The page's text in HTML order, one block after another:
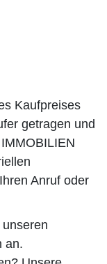
Kaufpreises
getragen und
Anruf oder
an.